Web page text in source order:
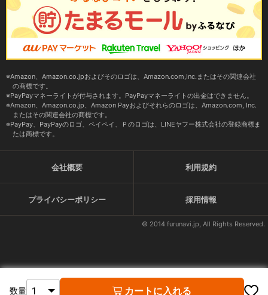
数量 カートに入れる
Amazon、Amazon.co.jpおよびそのロゴは、Amazon.com,Inc.またはその関連会社
の商標です。
PayPayマネーライトが付与されます。PayPayマネーライトの出金はできません。
Amazon、Amazon.co.jp、Amazon Payおよびそれらのロゴは、Amazon.com, Inc.
またはその関連会社の商標です。
PayPay、PayPayのロゴ、ペイペイ、Ｐのロゴは、LINEヤフー株式会社の登録商標ま
たは商標です。
会社概要 利用規約
プライバシーポリシー 採用情報
© 2014 furunavi.jp, All Rights Reserved.